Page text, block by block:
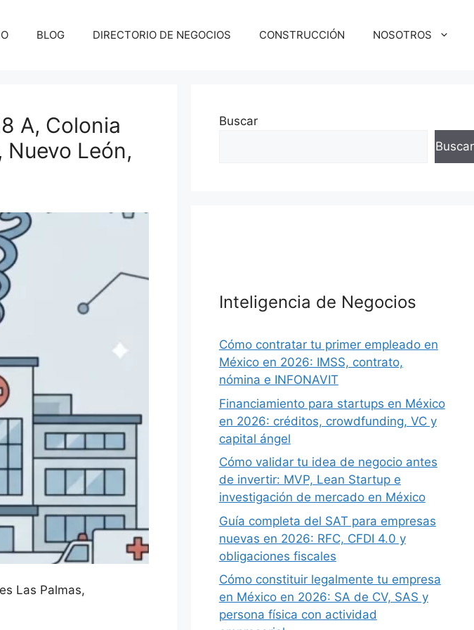
BLOG DIRECTORIO DE NEGOCIOS CONSTRUCCIÓN NOSOTROS
A, Colonia
Nuevo León,
Siguiente
Las Palmas
Buscar
Buscar
Inteligencia de Negocios
Cómo contratar tu primer empleado en
México en 2026: IMSS, contrato,
nómina e INFONAVIT
Financiamiento para startups en México
en 2026: créditos, crowdfunding, VC y
capital ángel
Cómo validar tu idea de negocio antes
de invertir: MVP, Lean Startup e
investigación de mercado en México
Guía completa del SAT para empresas
nuevas en 2026: RFC, CFDI 4.0 y
obligaciones fiscales
Cómo constituir legalmente tu empresa
en México en 2026: SA de CV, SAS y
persona física con actividad